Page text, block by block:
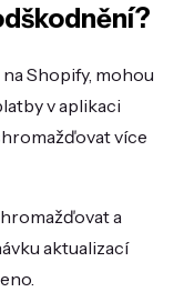
Shopify, mohou
v aplikaci
více
a
aktualizací